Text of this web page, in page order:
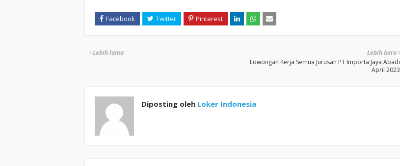
Lebih baru
Lowongan Kerja Semua Jurusan PT Importa Jaya Abadi
April 2023
Lebih lama
Diposting oleh Loker Indonesia